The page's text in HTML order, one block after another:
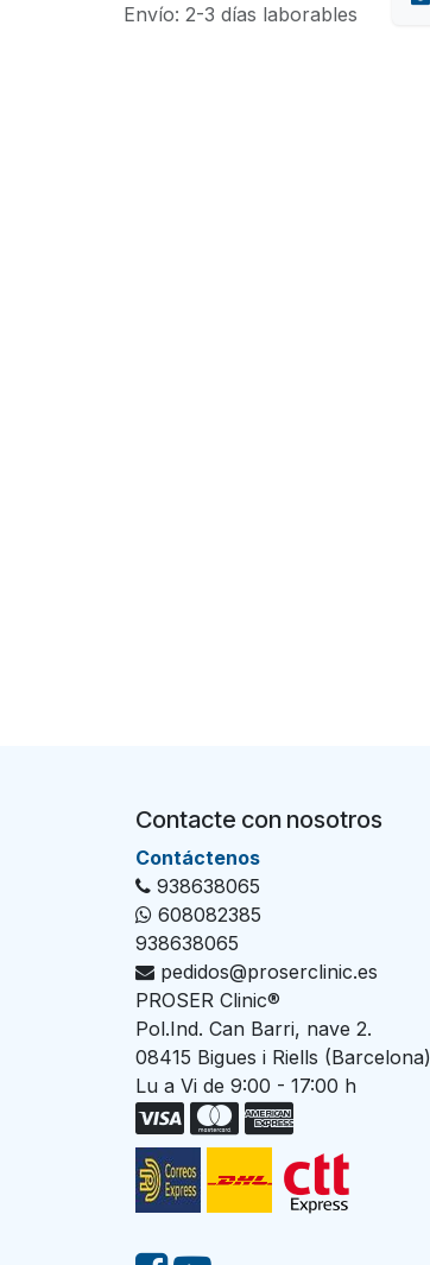
Envío: 2-3 días laborables
Contacte con nosotros
Con​tác​tenos
938638065
608082385
938638065
pedidos@proserclinic.es
PROSER Clinic®
Pol.Ind. Can Barri, nave 2.
08415 Bigues i Riells (Barcelona)
Lu a Vi de 9:00 - 17:00 h